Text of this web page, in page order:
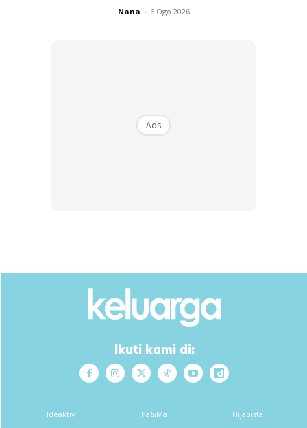
CENDAWAN RANGUP BY
[500g – 1kg] Frozen Halal
Dimsum / Dimsum Sejuk
B...
Nana - 6 Ogo 2026
Ads
Ikuti kami di:
Ideaktiv Pa&Ma Hijabista